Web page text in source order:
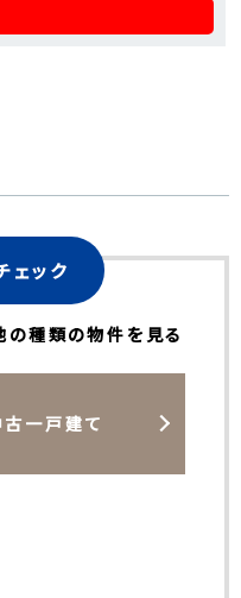
ェック
の種類の物件を見る
古一戸建て